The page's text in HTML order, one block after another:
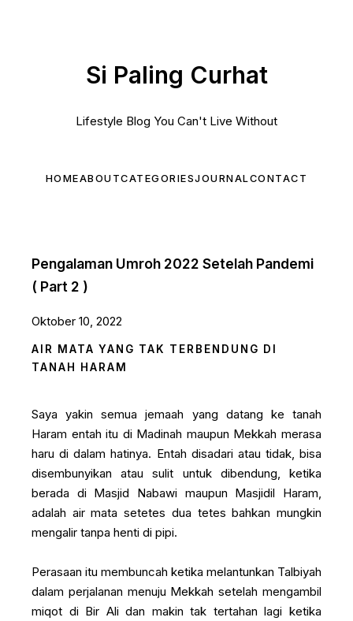
Si Paling Curhat
Lifestyle Blog You Can't Live Without
HOMEABOUTCATEGORIESJOURNALCONTACT
Pengalaman Umroh 2022 Setelah Pandemi
( Part 2 )
Oktober 10, 2022
AIR MATA YANG TAK TERBENDUNG DI
TANAH HARAM
Saya yakin semua jemaah yang datang ke tanah
Haram entah itu di Madinah maupun Mekkah merasa
haru di dalam hatinya. Entah disadari atau tidak, bisa
disembunyikan atau sulit untuk dibendung, ketika
berada di Masjid Nabawi maupun Masjidil Haram,
adalah air mata setetes dua tetes bahkan mungkin
mengalir tanpa henti di pipi.
Perasaan itu membuncah ketika melantunkan Talbiyah
dalam perjalanan menuju Mekkah setelah mengambil
miqot di Bir Ali dan makin tak tertahan lagi ketika